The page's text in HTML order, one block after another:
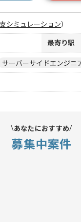
シミュレーション）
最寄り駅
サーバーサイドエンジニ
あなたにおすすめ
募集中案件